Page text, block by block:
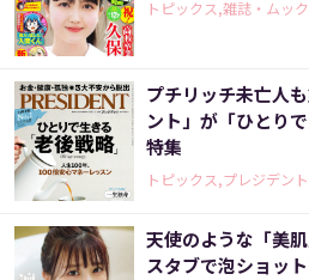
トピックス,雑誌・ムック
プチリッチ未亡人
ント」が「ひとり
特集
トピックス,プレジデント
天使のような「美
スタブで泡ショッ